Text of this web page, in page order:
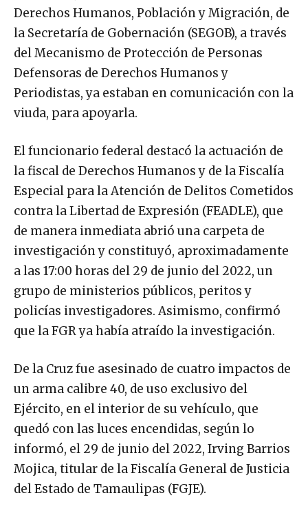
Derechos Humanos, Población y Migración, de
la Secretaría de Gobernación (SEGOB), a través
del Mecanismo de Protección de Personas
Defensoras de Derechos Humanos y
Periodistas, ya estaban en comunicación con la
viuda, para apoyarla.
El funcionario federal destacó la actuación de
la fiscal de Derechos Humanos y de la Fiscalía
Especial para la Atención de Delitos Cometidos
contra la Libertad de Expresión (FEADLE), que
de manera inmediata abrió una carpeta de
investigación y constituyó, aproximadamente
a las 17:00 horas del 29 de junio del 2022, un
grupo de ministerios públicos, peritos y
policías investigadores. Asimismo, confirmó
que la FGR ya había atraído la investigación.
De la Cruz fue asesinado de cuatro impactos de
un arma calibre 40, de uso exclusivo del
Ejército, en el interior de su vehículo, que
quedó con las luces encendidas, según lo
informó, el 29 de junio del 2022, Irving Barrios
Mojica, titular de la Fiscalía General de Justicia
del Estado de Tamaulipas (FGJE).